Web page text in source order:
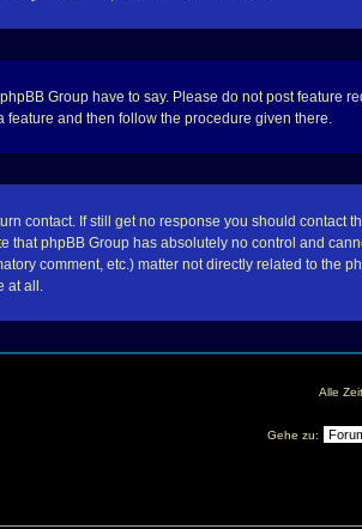
Group have to say. Please do not post feature
feature and then follow the procedure given there.
contact. If still get no response you should contact
that phpBB Group has absolutely no control and
comment, etc.) matter not directly related to the
at all.
Alle
Gehe zu: